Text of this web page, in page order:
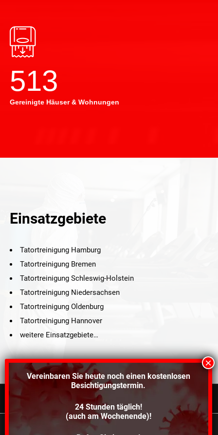
514
Gereinigte Häuser & Wohnungen
Einsatzgebiete
Tatortreinigung Hamburg
Tatortreinigung Bremen
Tatortreinigung Schleswig-Holstein
Tatortreinigung Niedersachsen
Tatortreinigung Oldenburg
Tatortreinigung Hannover
weitere Einsatzgebiete…
©2021 Schröders Service Team Nord, All Rights Reserved.
Schroeder Service Team Nord
Vereinbaren Sie heute noch einen kostenlosen
Besichtigungstermin.
24 Stunden täglich!
(auch am Wochenende)!